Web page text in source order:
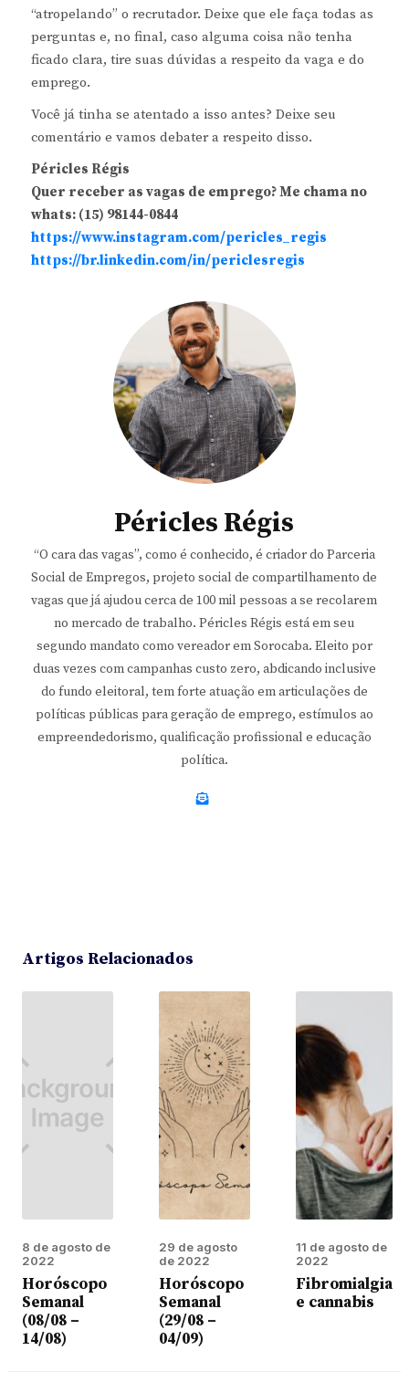
“atropelando” o recrutador. Deixe que ele faça todas as
perguntas e, no final, caso alguma coisa não tenha
ficado clara, tire suas dúvidas a respeito da vaga e do
emprego.
Você já tinha se atentado a isso antes? Deixe seu
comentário e vamos debater a respeito disso.
Péricles Régis
Quer receber as vagas de emprego? Me chama no
whats: (15) 98144-0844
https://www.instagram.com/pericles_regis
https://br.linkedin.com/in/periclesregis
Péricles Régis
“O cara das vagas”, como é conhecido, é criador do Parceria
Social de Empregos, projeto social de compartilhamento de
vagas que já ajudou cerca de 100 mil pessoas a se recolarem
no mercado de trabalho. Péricles Régis está em seu
segundo mandato como vereador em Sorocaba. Eleito por
duas vezes com campanhas custo zero, abdicando inclusive
do fundo eleitoral, tem forte atuação em articulações de
políticas públicas para geração de emprego, estímulos ao
empreendedorismo, qualificação profissional e educação
política.
Artigos Relacionados
8 de agosto de
2022
Horóscopo
Semanal
(08/08 –
14/08)
29 de agosto
de 2022
Horóscopo
Semanal
(29/08 –
04/09)
11 de agosto de
2022
Fibromialgia
e cannabis